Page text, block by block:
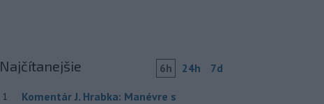
Najčítanejšie 6h 24h 7d
1
Komentár J. Hrabka: Manévre s